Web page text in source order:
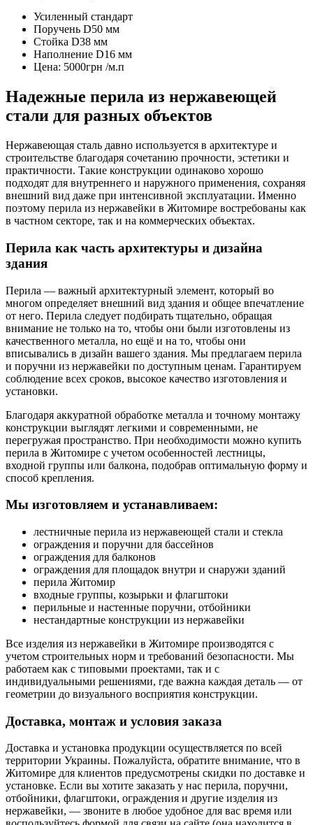
Усиленный стандарт
Поручень D50 мм
Стойка D38 мм
Наполнение D16 мм
Цена: 5000грн /м.п
Надежные перила из нержавеющей
стали для разных объектов
Нержавеющая сталь давно используется в архитектуре и
строительстве благодаря сочетанию прочности, эстетики и
практичности. Такие конструкции одинаково хорошо
подходят для внутреннего и наружного применения, сохраняя
внешний вид даже при интенсивной эксплуатации. Именно
поэтому перила из нержавейки в Житомире востребованы как
в частном секторе, так и на коммерческих объектах.
Перила как часть архитектуры и дизайна
здания
Перила — важный архитектурный элемент, который во
многом определяет внешний вид здания и общее впечатление
от него. Перила следует подбирать тщательно, обращая
внимание не только на то, чтобы они были изготовлены из
качественного металла, но ещё и на то, чтобы они
вписывались в дизайн вашего здания. Мы предлагаем перила
и поручни из нержавейки по доступным ценам. Гарантируем
соблюдение всех сроков, высокое качество изготовления и
установки.
Благодаря аккуратной обработке металла и точному монтажу
конструкции выглядят легкими и современными, не
перегружая пространство. При необходимости можно купить
перила в Житомире с учетом особенностей лестницы,
входной группы или балкона, подобрав оптимальную форму и
способ крепления.
Мы изготовляем и устанавливаем:
лестничные перила из нержавеющей стали и стекла
ограждения и поручни для бассейнов
ограждения для балконов
ограждения для площадок внутри и снаружи зданий
перила Житомир
входные группы, козырьки и флагштоки
перильные и настенные поручни, отбойники
нестандартные конструкции из нержавейки
Все изделия из нержавейки в Житомире производятся с
учетом строительных норм и требований безопасности. Мы
работаем как с типовыми проектами, так и с
индивидуальными решениями, где важна каждая деталь — от
геометрии до визуального восприятия конструкции.
Доставка, монтаж и условия заказа
Доставка и установка продукции осуществляется по всей
территории Украины. Пожалуйста, обратите внимание, что в
Житомире для клиентов предусмотрены скидки по доставке и
установке. Если вы хотите заказать у нас перила, поручни,
отбойники, флагштоки, ограждения и другие изделия из
нержавейки, — звоните в любое удобное для вас время или